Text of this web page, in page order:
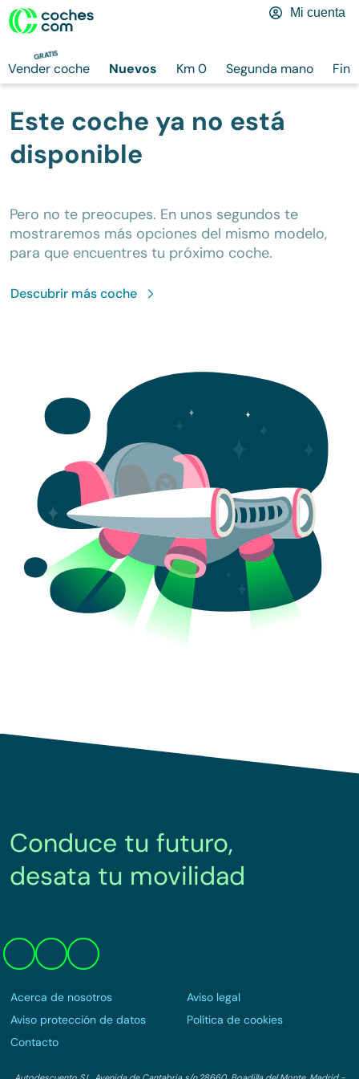
GRATIS
Vender coche Nuevos Km 0 Segunda mano
Mi cuenta
Este coche ya no está
disponible
Pero no te preocupes. En unos segundos te
mostraremos más opciones del mismo modelo,
para que encuentres tu próximo coche.
Descubrir máscoche
Conduce tu futuro,
desata tu movilidad
Acerca de nosotros
Aviso legal
Aviso protección de datos
Política de cookies
Contacto